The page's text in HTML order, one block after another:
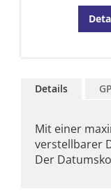
Details
Mit einer
verstellbarer
Der